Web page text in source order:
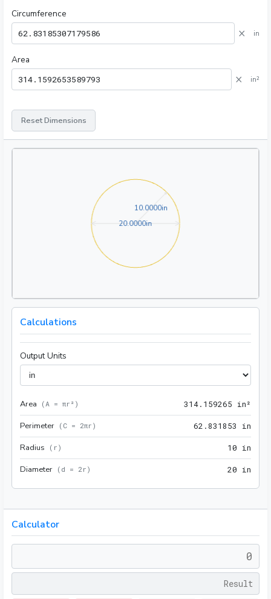
Circumference
× in
Area
× in²
Reset Dimensions
10.0000in10.0000in
20.0000in20.0000in
Calculations
Output Units
Area (A = πr² ) 314. 1 59265 in²
Perimeter ( C = 2πr ) 62 .831853 in
Radius ( r ) 10 in
Diameter ( d = 2r ) 20 in
Calculator